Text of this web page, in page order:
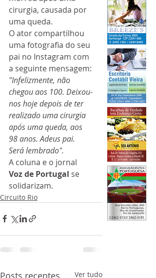
cirurgia, causada por
uma queda.
O ator compartilhou
uma fotografia do seu
pai no Instagram com
a seguinte mensagem:
"Infelizmente, não
chegou aos 100. Deixou-
nos hoje depois de ter
realizado uma cirurgia
após uma queda, aos
98 anos. Adeus pai.
Será lembrado".
A coluna e o jornal
Voz de Portugal se
solidarizam.
Circuito Rio
Posts recentes Ver tudo